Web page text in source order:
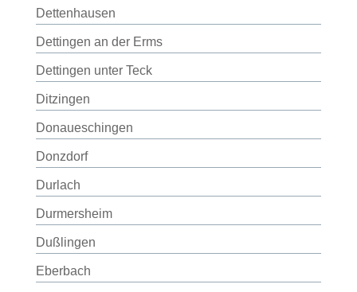
Dettenhausen
Dettingen an der Erms
Dettingen unter Teck
Ditzingen
Donaueschingen
Donzdorf
Durlach
Durmersheim
Dußlingen
Eberbach